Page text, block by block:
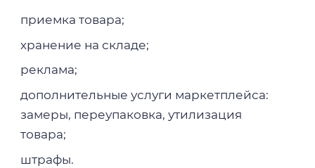
приемка товара;
хранение на складе;
реклама;
дополнительные услуги маркетплейса:
замеры, переупаковка, утилизация
товара;
штрафы.